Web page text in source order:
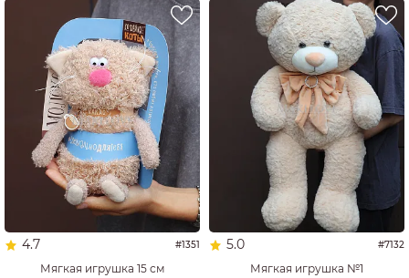
4.7 #1351
Мягкая игрушка 15 см
5.0 #7132
Мягкая игрушка №1